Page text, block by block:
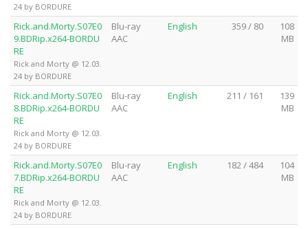
24 by BORDURE
Rick.and.Morty.S07E0
9.BDRip.x264-BORDU
RE
Rick and Morty @ 12.03.
24 by BORDURE
Blu-ray
AAC
English 359 / 80
108
MB
Rick.and.Morty.S07E0
8.BDRip.x264-BORDU
RE
Rick and Morty @ 12.03.
24 by BORDURE
Blu-ray
AAC
English 211 / 161
139
MB
Rick.and.Morty.S07E0
7.BDRip.x264-BORDU
RE
Rick and Morty @ 12.03.
24 by BORDURE
Blu-ray
AAC
English 182 / 484
104
MB